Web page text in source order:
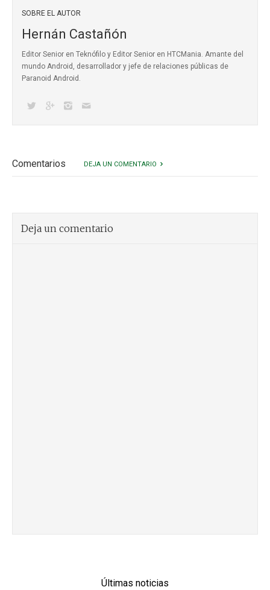
SOBRE EL AUTOR
Hernán Castañón
Editor Senior en Teknófilo y Editor Senior en HTCMania. Amante del
mundo Android, desarrollador y jefe de relaciones públicas de
Paranoid Android.
Comentarios DEJA UN COMENTARIO
Deja un comentario
Últimas noticias